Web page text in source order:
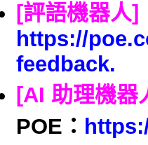
[評語機器人]
https://
feedback.
[AI 助理機器
POE：